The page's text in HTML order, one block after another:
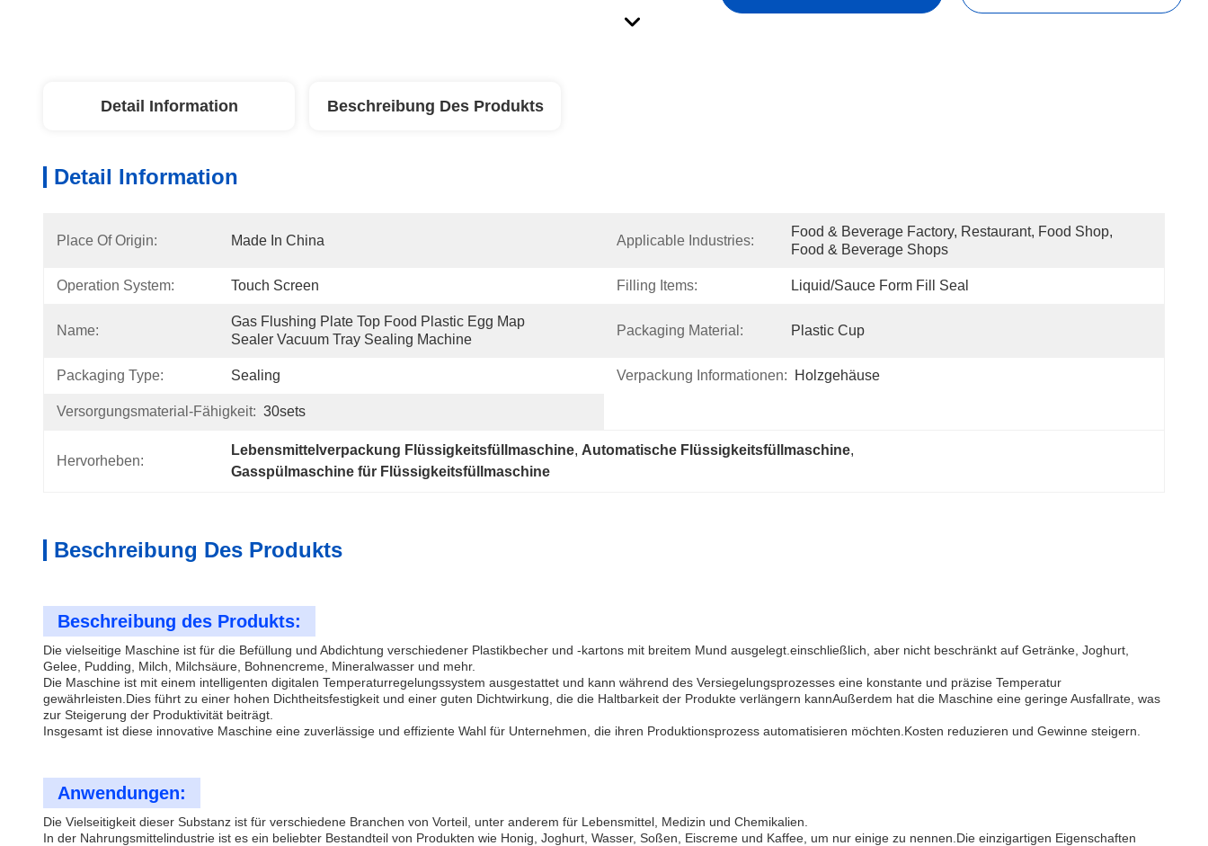
Detail Information Beschreibung Des Produkts
Detail Information
Place Of Origin: Made In China Applicable Industries:
Food & Beverage Factory, Restaurant, Food Shop,
Food & Beverage Shops
Operation System: Touch Screen Filling Items: Liquid/Sauce Form Fill Seal
Name:
Gas Flushing Plate Top Food Plastic Egg Map
Sealer Vacuum Tray Sealing Machine
Packaging Material: Plastic Cup
Packaging Type: Sealing Verpackung Informationen: Holzgehäuse
Versorgungsmaterial-Fähigkeit: 30sets
Hervorheben:
Lebensmittelverpackung Flüssigkeitsfüllmaschine, Automatische Flüssigkeitsfüllmaschine,
Gasspülmaschine für Flüssigkeitsfüllmaschine
Beschreibung Des Produkts
Beschreibung des Produkts:
Die vielseitige Maschine ist für die Befüllung und Abdichtung verschiedener Plastikbecher und -kartons mit breitem Mund ausgelegt.einschließlich, aber nicht beschränkt auf Getränke, Joghurt,
Gelee, Pudding, Milch, Milchsäure, Bohnencreme, Mineralwasser und mehr.
Die Maschine ist mit einem intelligenten digitalen Temperaturregelungssystem ausgestattet und kann während des Versiegelungsprozesses eine konstante und präzise Temperatur
gewährleisten.Dies führt zu einer hohen Dichtheitsfestigkeit und einer guten Dichtwirkung, die die Haltbarkeit der Produkte verlängern kannAußerdem hat die Maschine eine geringe Ausfallrate, was
zur Steigerung der Produktivität beiträgt.
Insgesamt ist diese innovative Maschine eine zuverlässige und effiziente Wahl für Unternehmen, die ihren Produktionsprozess automatisieren möchten.Kosten reduzieren und Gewinne steigern.
Anwendungen:
Die Vielseitigkeit dieser Substanz ist für verschiedene Branchen von Vorteil, unter anderem für Lebensmittel, Medizin und Chemikalien.
In der Nahrungsmittelindustrie ist es ein beliebter Bestandteil von Produkten wie Honig, Joghurt, Wasser, Soßen, Eiscreme und Kaffee, um nur einige zu nennen.Die einzigartigen Eigenschaften